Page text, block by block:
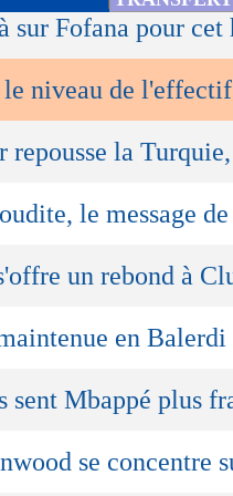
sur Fofana pour cet
le niveau de l'effectif
repousse la
le message
un rebond à
en Balerdi
sent Mbappé plus
se concentre